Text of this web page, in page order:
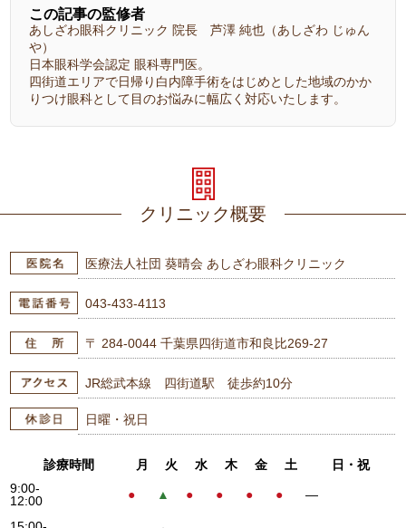
この記事の監修者
あしざわ眼科クリニック 院長 芦澤 純也 （あしざわ じゅん
や）
日本眼科学会認定 眼科専門医。
四街道エリアで日帰り白内障手術をはじめとした地域のかか
りつけ眼科として目のお悩みに幅広く対応いたします。
クリニック概要
医療法人社団 葵晴会 あしざわ眼科クリニック
043-433-4113
〒 284-0044 千葉県四街道市和良比269-27
JR総武本線 四街道駅 徒歩約10分
日曜・祝日
診療時間 月 火 水 木 金 土
日・祝
9:00-
12:00
● ▲ ● ● ● ● ―